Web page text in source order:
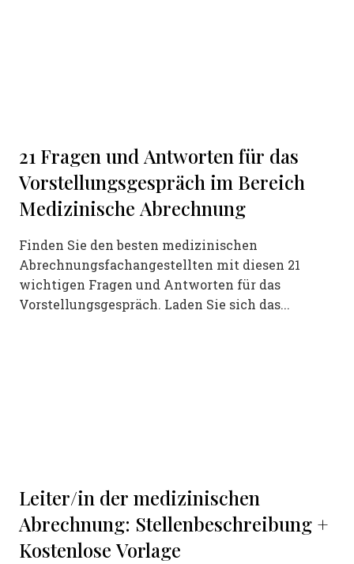
21 Fragen und Antworten für das
Vorstellungsgespräch im Bereich
Medizinische Abrechnung
Finden Sie den besten medizinischen
Abrechnungsfachangestellten mit diesen 21
wichtigen Fragen und Antworten für das
Vorstellungsgespräch. Laden Sie sich das...
Leiter/in der medizinischen
Abrechnung: Stellenbeschreibung +
Kostenlose Vorlage